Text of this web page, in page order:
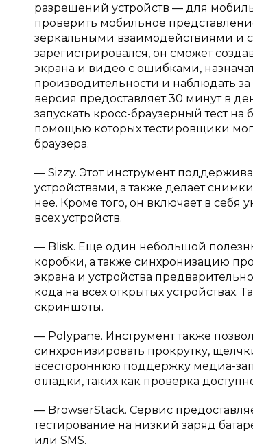
разрешений устройств — для
проверить мобильное
зеркальными взаимодействиями и
зарегистрировался, он сможет
экрана и видео с ошибками,
производительности и наблюдать
версия предоставляет 30 минут в
запускать кросс-браузерный тест
помощью которых тестировщики
браузера.
— Sizzy. Этот инструмент
устройствами, а также делает
нее. Кроме того, он включает в
всех устройств.
— Blisk. Еще один небольшой
коробки, а также синхронизацию
экрана и устройства
кода на всех открытых устройствах.
скриншоты.
— Polypane. Инструмент также
синхронизировать прокрутку,
всестороннюю поддержку медиа-
отладки, таких как проверка
— BrowserStack. Сервис
тестирование на низкий заряд
или SMS.